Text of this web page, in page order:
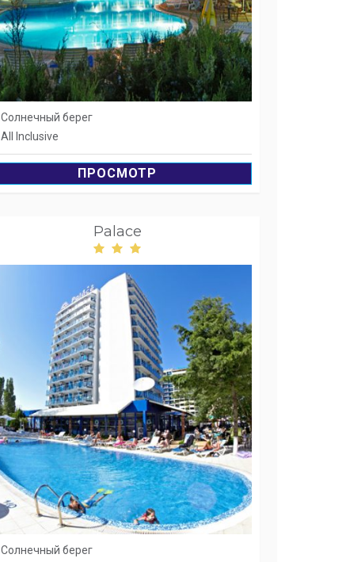
Солнечный берег
All Inclusive
ПРОСМОТР
Palace
Солнечный берег